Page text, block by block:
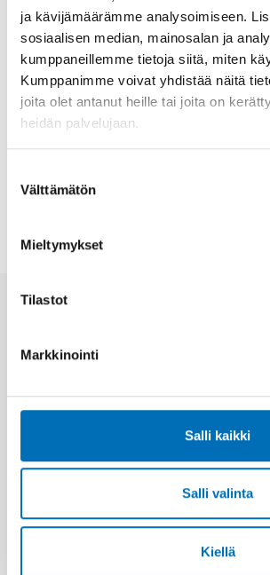
ja kävijämäärämme analysoimiseen.
sosiaalisen median, mainosalan ja
kumppaneillemme tietoja siitä, miten
Kumppanimme voivat yhdistää näitä
joita olet antanut heille tai joita on
heidän palvelujaan.
valinta
Välttämätön
Mieltymykset
Tilastot
Markkinointi
Salli kaikki
Salli valinta
Kiellä
Läs mer om Nordens välfärdscenters
hälsosamt och aktivt åldrande här:Aktivt
åldrande i Norden
Fakta